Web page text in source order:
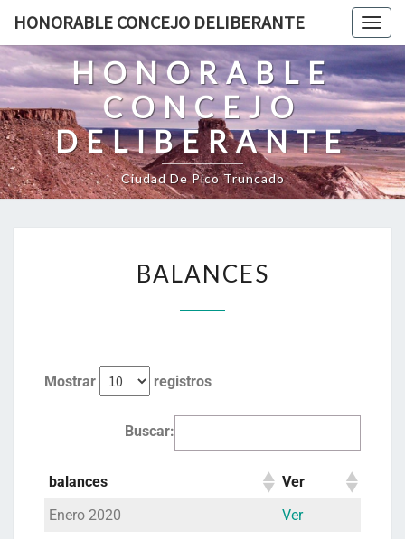
HONORABLE CONCEJO DELIBERANTE
HONORABLE
CONCEJO
DELIBERANTE
Ciudad De Pico Truncado
BALANCES
Mostrar registros
Buscar:
balances
Ver
Enero 2020
Ver